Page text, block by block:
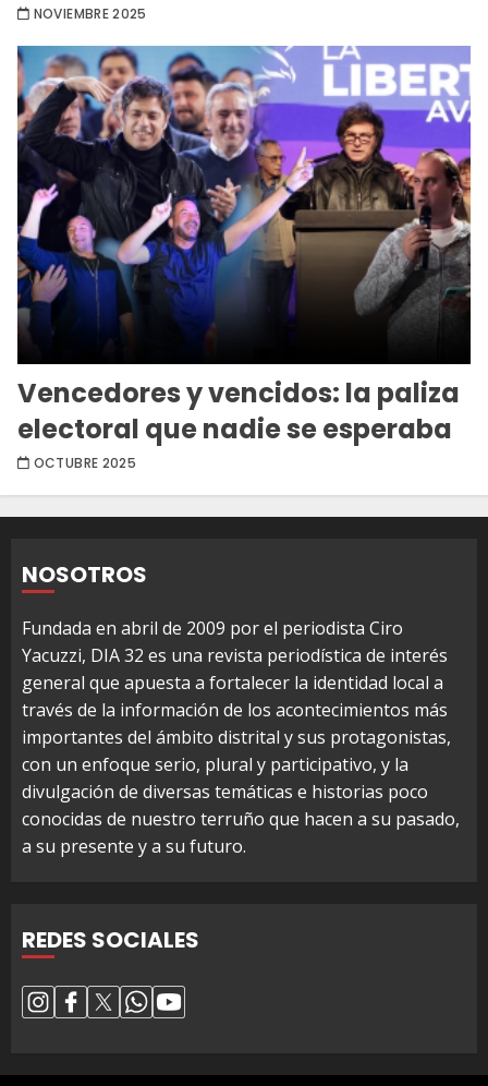
NOVIEMBRE 2025
Vencedores y vencidos: la paliza
electoral que nadie se esperaba
OCTUBRE 2025
NOSOTROS
Fundada en abril de 2009 por el periodista Ciro
Yacuzzi, DIA 32 es una revista periodística de interés
general que apuesta a fortalecer la identidad local a
través de la información de los acontecimientos más
importantes del ámbito distrital y sus protagonistas,
con un enfoque serio, plural y participativo, y la
divulgación de diversas temáticas e historias poco
conocidas de nuestro terruño que hacen a su pasado,
a su presente y a su futuro.
REDES SOCIALES